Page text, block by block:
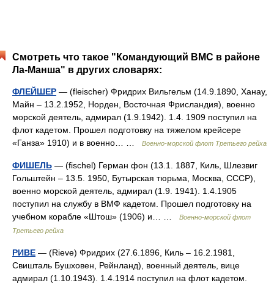
Смотреть что такое "Командующий ВМС в районе
Ла-Манша" в других словарях:
ФЛЕЙШЕР — (fleischer) Фридрих Вильгельм (14.9.1890, Ханау,
Майн – 13.2.1952, Норден, Восточная Фрисландия), военно
морской деятель, адмирал (1.9.1942). 1.4. 1909 поступил на
флот кадетом. Прошел подготовку на тяжелом крейсере
«Ганза» 1910) и в военно… …
Военно-морской флот Третьего рейха
ФИШЕЛЬ — (fischel) Герман фон (13.1. 1887, Киль, Шлезвиг
Гольштейн – 13.5. 1950, Бутырская тюрьма, Москва, СССР),
военно морской деятель, адмирал (1.9. 1941). 1.4.1905
поступил на службу в ВМФ кадетом. Прошел подготовку на
учебном корабле «Штош» (1906) и… …
Военно-морской флот
Третьего рейха
РИВЕ — (Rieve) Фридрих (27.6.1896, Киль – 16.2.1981,
Свишталь Бушховен, Рейнланд), военный деятель, вице
адмирал (1.10.1943). 1.4.1914 поступил на флот кадетом.